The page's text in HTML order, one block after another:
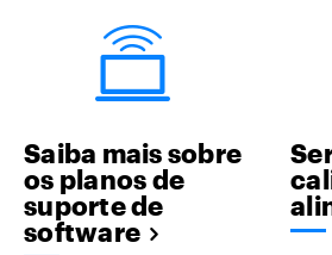
Saiba mais sobre
os planos de
suporte de
software